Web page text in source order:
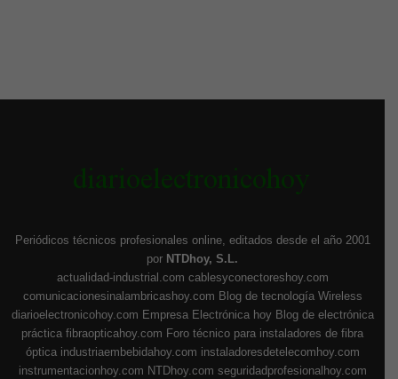
Periódicos técnicos profesionales online, editados desde el año 2001
por NTDhoy, S.L.
actualidad-industrial.com cablesyconectoreshoy.com
comunicacionesinalambricashoy.com Blog de tecnología Wireless
diarioelectronicohoy.com Empresa Electrónica hoy Blog de electrónica
práctica fibraopticahoy.com Foro técnico para instaladores de fibra
óptica industriaembebidahoy.com instaladoresdetelecomhoy.com
instrumentacionhoy.com NTDhoy.com seguridadprofesionalhoy.com